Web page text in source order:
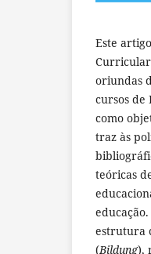
Este
Curricular
oriundas
cursos de
como
traz às
teóricas
estrutura
(Bildung),